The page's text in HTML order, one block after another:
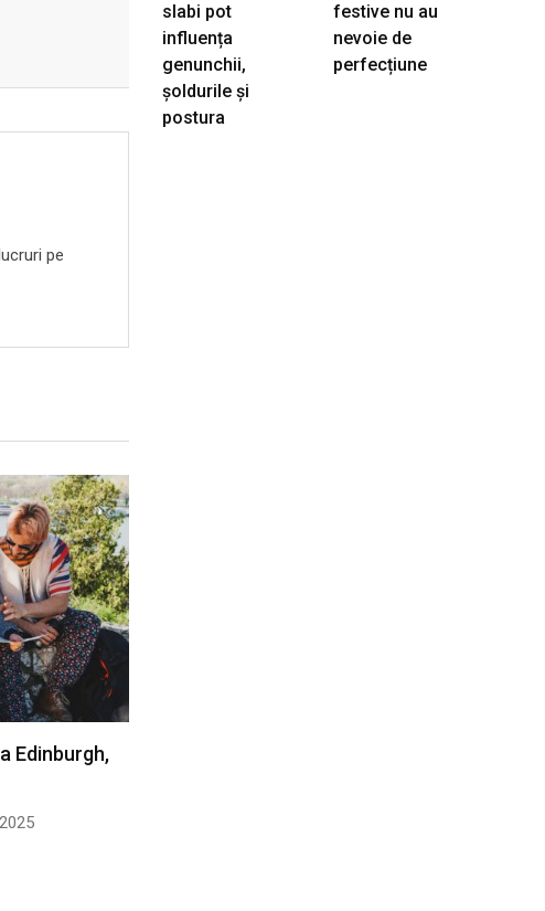
pe
Edinburgh,
slabi pot
influența
genunchii,
șoldurile și
postura
festive nu au
nevoie de
perfecțiune